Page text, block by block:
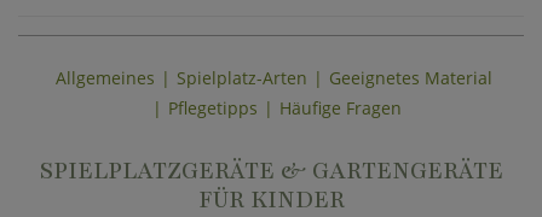
Allgemeines Spielplatz-Arten
Geeignetes Material
Pflegetipps
Häufige Fragen
SPIELPLATZGERÄTE & GARTENGERÄTE
FÜR KINDER